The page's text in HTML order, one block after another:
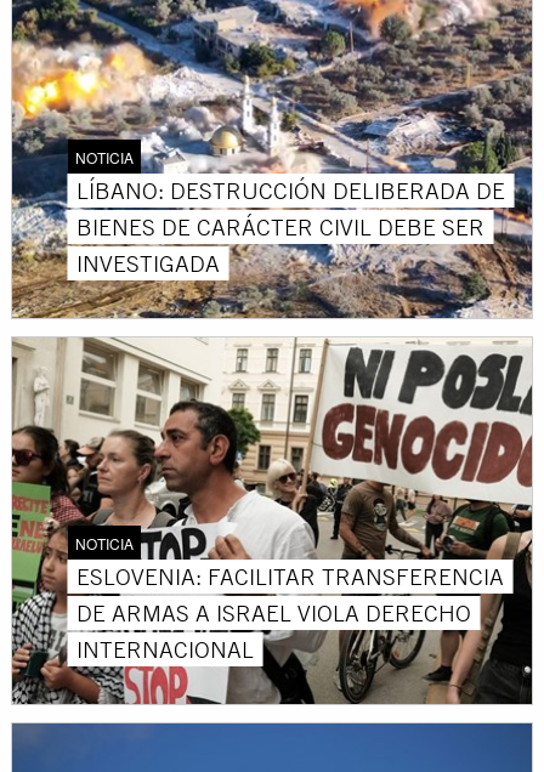
NOTICIA
LÍBANO: DESTRUCCIÓN DELIBERADA DE
BIENES DE CARÁCTER CIVIL DEBE SER
INVESTIGADA
NOTICIA
ESLOVENIA: FACILITAR TRANSFERENCIA
DE ARMAS A ISRAEL VIOLA DERECHO
INTERNACIONAL